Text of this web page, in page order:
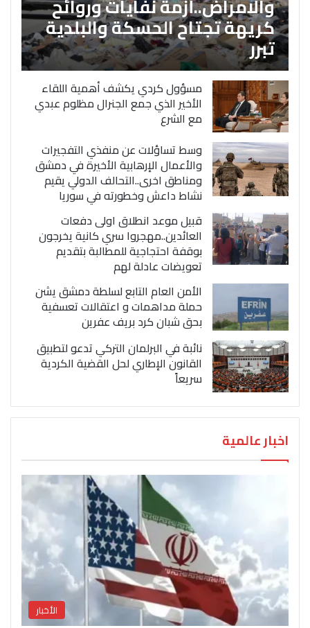
كريهة تجتاح الحسكة والبلدية
تبرر
مسؤول كردي يكشف أهمية اللقاء
الأخير الذي جمع الجنرال مظلوم عبدي
مع الشرع
وسط تساؤلات عن منفذي التفجيرات
والأعمال الإرهابية الأخيرة في دمشق
ومناطق اخرى..التحالف الدولي يقيم
نشاط داعش وخطورته في سوريا
قبيل موعد انطلاق اولى دفعات
العائدين..مهجروا سري كانية يخرجون
بوقفة احتجاجية للمطالبة بتقديم
تعويضات عادلة لهم
الأمن العام التابع لسلطة دمشق يشن
حملة مداهمات و اعتقالات تعسفية
بحق شبان كرد بريف عفرين
نائبة في البرلمان التركي تدعو لتطبيق
القانون الإطاري لحل القضية الكردية
سريعاً
اخبار عالمية
الأخبار